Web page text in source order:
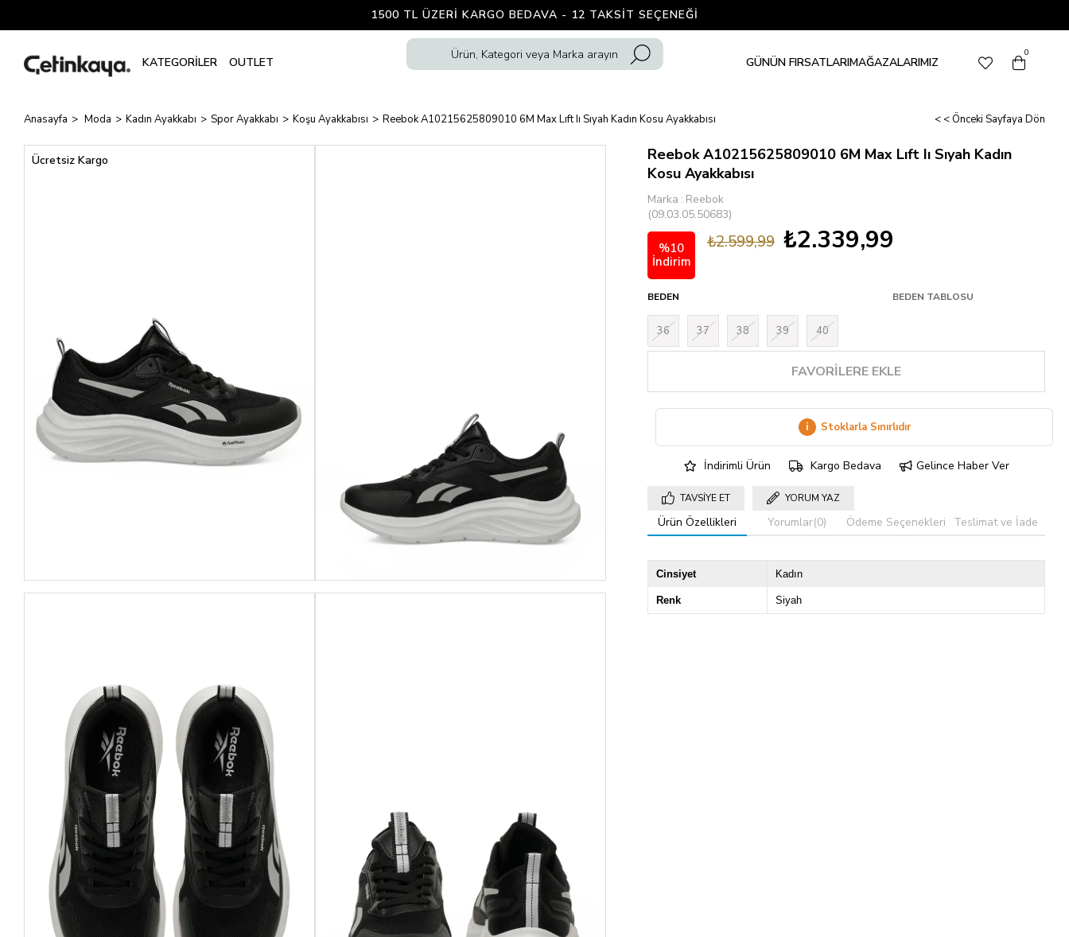
1500 TL ÜZERI KARGO BEDAVA - 12 TAKSIT SEÇENEĞI
GÜNÜN FIRSATLARIMAĞAZALARIMIZ
0
Anasayfa Moda Kadın Ayakkabı Spor Ayakkabı Koşu Ayakkabısı Reebok A10215625809010 6M Max Lıft Iı Sıyah Kadın Kosu Ayakkabısı < < Önceki Sayfaya Dön
Ücretsiz Kargo
Reebok A10215625809010 6M Max Lıft Iı Sıyah Kadın
Kosu Ayakkabısı
Marka : Reebok
(09.03.05.50683)
%10
İndirim
₺2.599,99 ₺2.339,99
BEDEN BEDEN TABLOSU
36 37 38 39 40
FAVORILERE EKLE
i Stoklarla Sınırlıdır
İndirimli Ürün Kargo Bedava Gelince Haber Ver
TAVSIYE ET YORUM YAZ
Ürün Özellikleri Yorumlar(0) Ödeme Seçenekleri Teslimat ve İade
Cinsiyet Kadın
Renk Siyah